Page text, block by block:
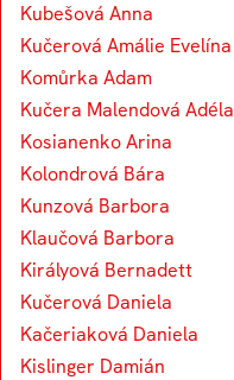
Kubešová Anna
Kučerová Amálie Evelína
Komůrka Adam
Kučera Malendová Adéla
Kosianenko Arina
Kolondrová Bára
Kunzová Barbora
Klaučová Barbora
Királyová Bernadett
Kučerová Daniela
Kačeriaková Daniela
Kislinger Damián